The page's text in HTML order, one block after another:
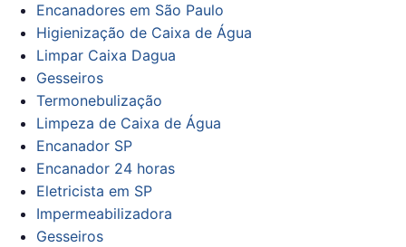
Encanadores em São Paulo
Higienização de Caixa de Água
Limpar Caixa Dagua
Gesseiros
Termonebulização
Limpeza de Caixa de Água
Encanador SP
Encanador 24 horas
Eletricista em SP
Impermeabilizadora
Gesseiros